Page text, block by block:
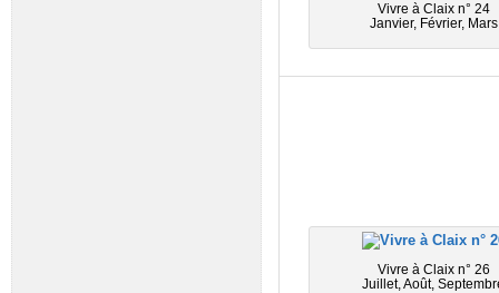
Vivre à Claix n° 24
Janvier, Février, Mars
Vivre à Claix n° 26
Juillet, Août,